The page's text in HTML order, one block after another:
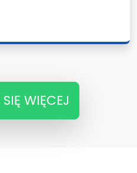
WIĘCEJ